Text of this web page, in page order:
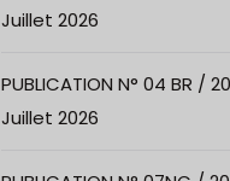
Juillet 2026
PUBLICATION N° 04 BR /
Juillet 2026